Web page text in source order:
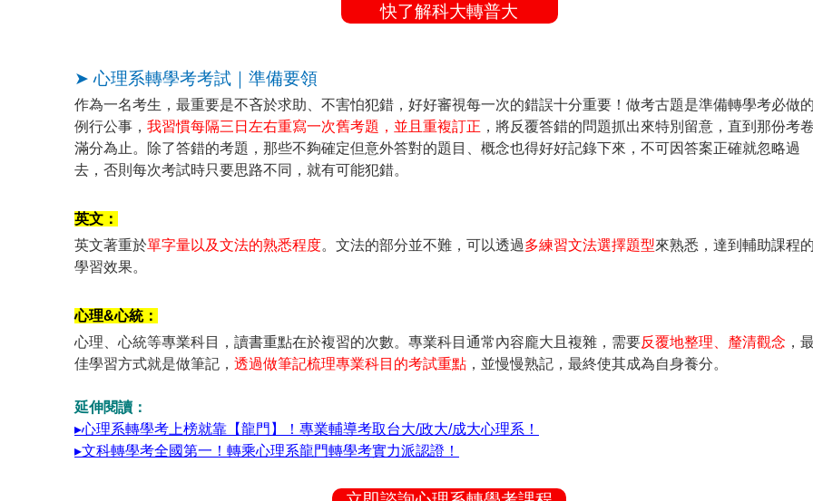
快了解科大轉普大
➤ 心理系轉學考考試｜準備要領
作為一名考生，最重要是不吝於求助、不害怕犯錯，好好審視每一次的錯誤十分重要！做考古題是準備轉學考必做
例行公事， 我習慣每隔三日左右重寫一次舊考題，並且重複訂正 ，將反覆答錯的問題抓出來特別留意，直到那份考
滿分為止。除了答錯的考題，那些不夠確定但意外答對的題目、概念也得好好記錄下來，不可因答案正確就忽略過
去，否則每次考試時只要思路不同，就有可能犯錯。
英文：
英文著重於單字量以及文法的熟悉程度。文法的部分並不難，可以透過多練習文法選擇題型來熟悉，達到輔助課程
學習效果。
心理&心統：
心理、心統等專業科目，讀書重點在於複習的次數。專業科目通常內容龐大且複雜，需要反覆地整理、釐清觀念 ，
佳學習方式就是做筆記， 透過做筆記梳理專業科目的考試重點 ，並慢慢熟記，最終使其成為自身養分。
延伸閱讀：
▸心理系轉學考上榜就靠【龍門】！專業輔導考取台大/政大/成大心理系！
▸文科轉學考全國第一！轉乘心理系龍門轉學考實力派認證！